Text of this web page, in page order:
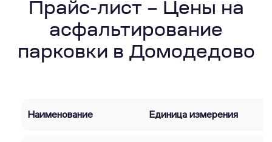
Прайс-лист – Цены на
асфальтирование
парковки в Домодедово
Наименование Единица измерения